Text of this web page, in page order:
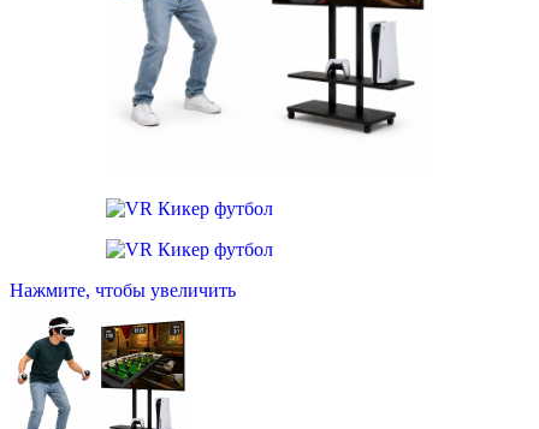
Нажмите, чтобы увеличить